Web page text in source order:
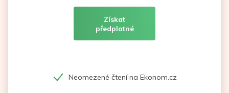
Získat
předplatné
Neomezené čtení na Ekonom.cz